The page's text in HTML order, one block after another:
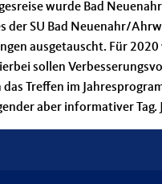
wurde Bad
der SU Bad Neuenahr/
ausgetauscht. Für
sollen
Treffen im
aber informativer